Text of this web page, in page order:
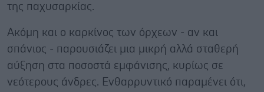
της παχυσαρκίας.
Ακόμη και ο καρκίνος των όρχεων - αν και
σπάνιος - παρουσιάζει μια μικρή αλλά σταθερή
αύξηση στα ποσοστά εμφάνισης, κυρίως σε
νεότερους άνδρες. Ενθαρρυντικό παραμένει ότι,